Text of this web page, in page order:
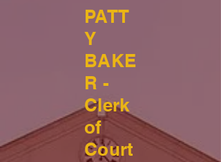
PATT
Y
BAKE
R -
Clerk
of
Court